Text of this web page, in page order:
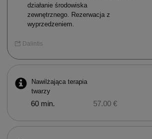
działanie środowiska
zewnętrznego. Rezerwacja z
wyprzedzeniem.
Dalintis
Nawilżająca terapia
twarzy
60 min. 57.00 €